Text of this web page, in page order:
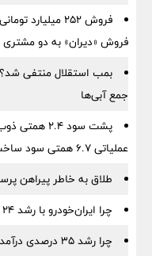
فروش ۲۵۲
فروش «دیران» به دو مشتری
بمب استقلال منتفی شد؟
جمع آبی‌ها
پشت سود
عملیاتی ۶.۷ همتی سود ساخت
طلاق به خاطر پیراهن
چرا ایران‌خودرو با رشد ۲۴ درصدی فروش، ۲۲.۵ همت زیان ساخت؟